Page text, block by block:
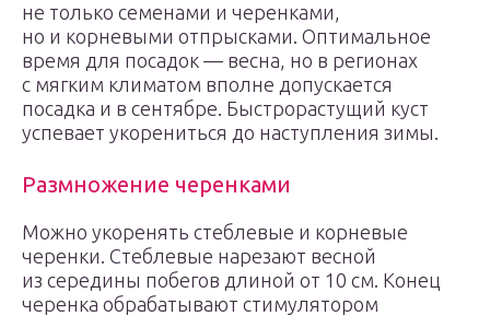
не только семенами и черенками,
но и корневыми отпрысками. Оптимальное
время для посадок — весна, но в регионах
с мягким климатом вполне допускается
посадка и в сентябре. Быстрорастущий куст
успевает укорениться до наступления зимы.
Размножение черенками
Можно укоренять стеблевые и корневые
черенки. Стеблевые нарезают весной
из середины побегов длиной от 10 см. Конец
черенка обрабатывают стимулятором